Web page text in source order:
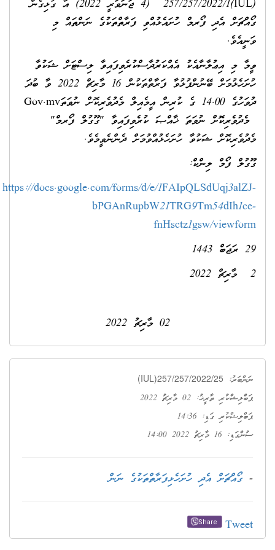
(IUL)257/257/2022/1 (4 ޖަނަވަރީ 2022) އާ ގުޅިގެން
ގޯއްޗަށް އެދި ފޯރމް ހުށައެޅުއްވި ފަރާތްތަކުގެ ނަންތައް މި
ވަނީއެވެ.
ވީމާ މި އިޢުލާނާއެކު އެއްކަރުދާސްކުރެވިފައިވާ ލިސްޓަށް ޝަކުވާ
ހުށަހެޅުމަށް ބޭނުންފުޅުވާ ފަރާތްތަކުން 16 މާރިޗް 2022 ވާ ބުދަ
ދުވަހުގެ 14.00 ގެ ކުރިން އީމެއިލް މެދުވެރިކޮށް ނުވަތަGov.mv
މެދުވެރިކޮށް ނުވަތަ ޚާއްޞަ ކުރެވިފައިވާ "ގޫގުލް ފޯރމް"
މެދުވެރިކޮށް ޝަކުވާ ހުށަހެޅުއްވުމަށް ދެންނެވީމެވެ.
ގޫގުލް ފޯމް ލިންކް:
https://docs.google.com/forms/d/e/1FAIpQLSdUqj3alZJ-
bPGAnRupbW21TRG9Tm54dIh1ce-
fnHsctz1gsw/viewform
29 ރަޖަބް 1443
2 މާރިޗް 2022
02 މާރިޗު 2022
ނަންބަރު: (IUL)257/257/2022/25
ޕަބްލިޝްކުރި ތާރީޚު: 02 މާރިޗު 2022
ޕަބްލިޝްކުރި ގަޑި: 14:36
ސުންގަޑި: 16 މާރިޗު 2022 14:00
- ގޯއްޗަށް އެދި ހުށަހެޅިފަރާތްތަކުގެ ނަން
Tweet
Share